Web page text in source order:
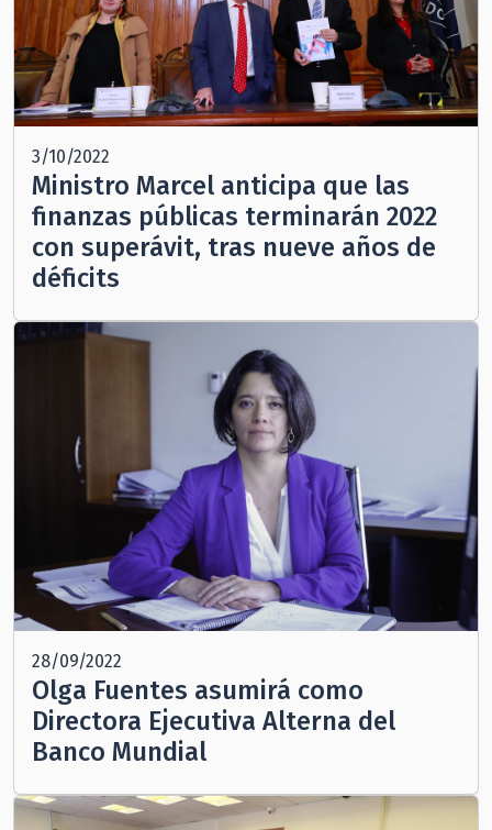
3/10/2022
Ministro Marcel anticipa que las
finanzas públicas terminarán 2022
con superávit, tras nueve años de
déficits
28/09/2022
Olga Fuentes asumirá como
Directora Ejecutiva Alterna del
Banco Mundial